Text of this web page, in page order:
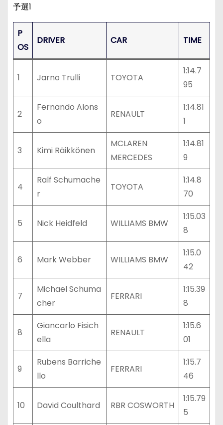
予選1
P
OS
DRIVER CAR TIME
1 Jarno Trulli TOYOTA
1:14.7
95
2
Fernando Alons
o
RENAULT
1:14.81
1
3 Kimi Räikkönen
MCLAREN
MERCEDES
1:14.81
9
4
Ralf Schumache
r
TOYOTA
1:14.8
70
5 Nick Heidfeld WILLIAMS BMW
1:15.03
8
6 Mark Webber WILLIAMS BMW
1:15.0
42
7
Michael Schuma
cher
FERRARI
1:15.39
8
8
Giancarlo Fisich
ella
RENAULT
1:15.6
01
9
Rubens Barriche
llo
FERRARI
1:15.7
46
10 David Coulthard RBR COSWORTH
1:15.79
5